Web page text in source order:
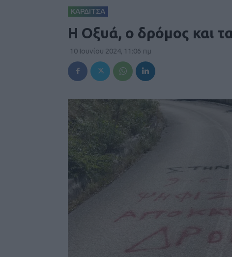
ΚΑΡΔΙΤΣΑ
Η Οξυά, ο δρόμος και
10 Ιουνίου 2024, 11:06 πμ